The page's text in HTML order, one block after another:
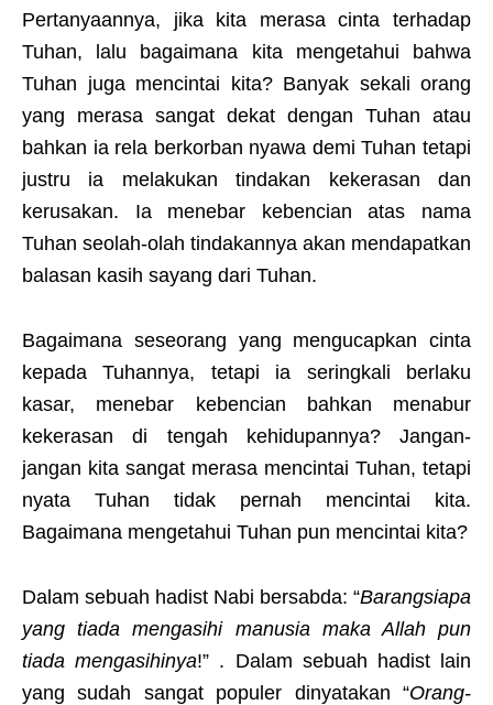
Pertanyaannya, jika kita merasa cinta terhadap
Tuhan, lalu bagaimana kita mengetahui bahwa
Tuhan juga mencintai kita? Banyak sekali orang
yang merasa sangat dekat dengan Tuhan atau
bahkan ia rela berkorban nyawa demi Tuhan tetapi
justru ia melakukan tindakan kekerasan dan
kerusakan. Ia menebar kebencian atas nama
Tuhan seolah-olah tindakannya akan mendapatkan
balasan kasih sayang dari Tuhan.
Bagaimana seseorang yang mengucapkan cinta
kepada Tuhannya, tetapi ia seringkali berlaku
kasar, menebar kebencian bahkan menabur
kekerasan di tengah kehidupannya? Jangan-
jangan kita sangat merasa mencintai Tuhan, tetapi
nyata Tuhan tidak pernah mencintai kita.
Bagaimana mengetahui Tuhan pun mencintai kita?
Dalam sebuah hadist Nabi bersabda: “Barangsiapa
yang tiada mengasihi manusia maka Allah pun
tiada mengasihinya!” . Dalam sebuah hadist lain
yang sudah sangat populer dinyatakan “Orang-